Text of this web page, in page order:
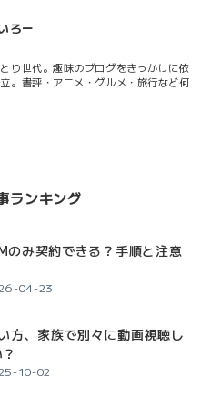
ろー
り世代。趣味のブログをきっかけに依
。書評・アニメ・グルメ・旅行など何
ランキング
のみ契約できる？手順と注意
04-23
方、家族で別々に動画視聴し
10-02